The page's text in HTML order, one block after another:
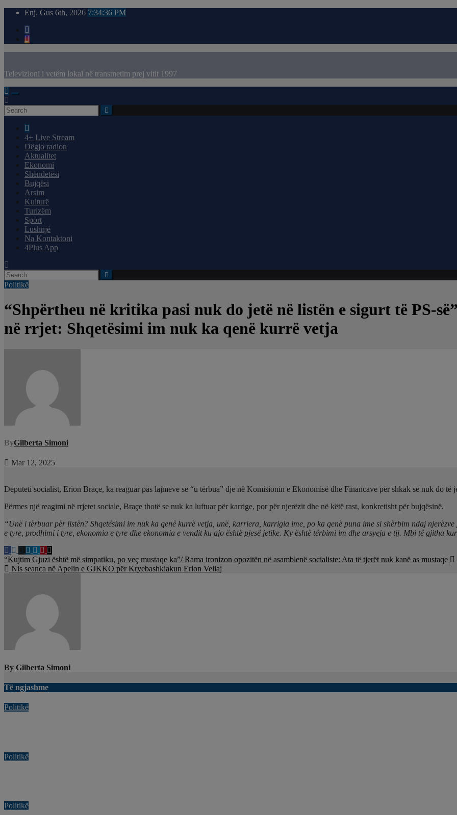
Skip
content
Enj. Gus 6th, 2026 7:34:37 PM
Televizioni i vetëm lokal në transmetim prej vitit 1997
4+ Live Stream
Dëgjo radion
Aktualitet
Ekonomi
Shëndetësi
Bujqësi
Arsim
Kulturë
Turizëm
Sport
Lushnjë
Na Kontaktoni
4Plus App
Politikë
“Shpërtheu në kritika pasi nuk do jetë në listën e sigurt të PS-
në rrjet: Shqetësimi im nuk ka qenë kurrë vetja
ByGilberta Simoni
Mar 12, 2025
Deputeti socialist, Erion Braçe, ka reaguar pas lajmeve se “u tërbua” dje në Komisionin e Ekonomisë dhe Financave për shkak se nuk do të
Përmes një reagimi në rrjetet sociale, Braçe thotë se nuk ka luftuar për karrige, por për njerëzit dhe në këtë rast, konkretisht për bujqësinë.
“Unë i tërbuar për listën? Shqetësimi im nuk ka qenë kurrë vetja, unë, karriera, karrigia ime, po ka qenë puna ime si shërbim ndaj
e tyre, prodhimi i tyre, ekonomia e tyre dhe ekonomia e vendit ku ajo është pjesë jetike. Ky është tërbimi im dhe arsyeja e tij. Mbi të gjitha
Lëvizje
te
“Kujtim Gjuzi është më simpatiku, po veç mustaqe ka”/ Rama ironizon opozitën në asamblenë socialiste: Ata të tjerët nuk kanë as mustaqe
Nis seanca në Apelin e GJKKO për Kryebashkiakun Erion Veliaj
By Gilberta Simoni
Të ngjashme
Politikë
Politikë
Politikë